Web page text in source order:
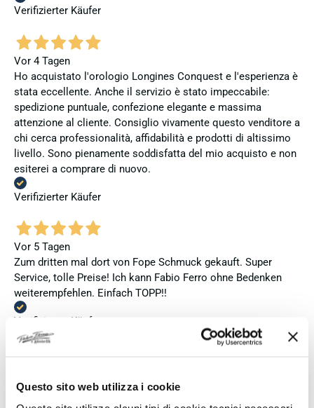
Questo sito web utilizza i cookie
Verifizierter Käufer
Vor 4 Tagen
Ho acquistato l'orologio Longines Conquest e l'esperienza è
stata eccellente. Anche il servizio è stato impeccabile:
spedizione puntuale, confezione elegante e massima
attenzione al cliente. Consiglio vivamente questo venditore a
chi cerca professionalità, affidabilità e prodotti di altissimo
livello. Sono pienamente soddisfatta del mio acquisto e non
esiterei a comprare di nuovo.
Verifizierter Käufer
Vor 5 Tagen
Zum dritten mal dort von Fope Schmuck gekauft. Super
Service, tolle Preise! Ich kann Fabio Ferro ohne Bedenken
weiterempfehlen. Einfach TOPP!!
Verifizierter Käufer
Ich bin insgesamt mit meinem Kauf zufrieden. Die Uhr ist
neu, original und funktioniert einwandfrei. Besonders positiv